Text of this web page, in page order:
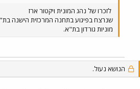
לזכרו של נהג המונית ויקטור ארז
שנרצח בפיגוע בתחנה המרכזית הישנה
מוניות גורדון בת"א.
הנושא נעול.